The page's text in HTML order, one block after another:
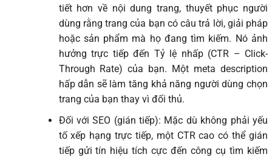
tiết hơn về nội dung trang, thuyết phục người
dùng rằng trang của bạn có câu trả lời, giải pháp
hoặc sản phẩm mà họ đang tìm kiếm. Nó ảnh
hưởng trực tiếp đến Tỷ lệ nhấp (CTR – Click-
Through Rate) của bạn. Một meta description
hấp dẫn sẽ làm tăng khả năng người dùng chọn
trang của bạn thay vì đối thủ.
Đối với SEO (gián tiếp): Mặc dù không phải yếu
tố xếp hạng trực tiếp, một CTR cao có thể gián
tiếp gửi tín hiệu tích cực đến công cụ tìm kiếm